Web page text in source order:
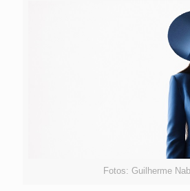
Fotos: Guilherme